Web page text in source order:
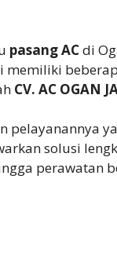
pasang ACdi
CV. AC OGAN
pelayanannya
solusi
perawatan